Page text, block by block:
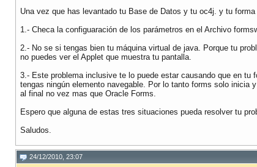
Una vez que has levantado tu Base de Datos y tu oc4j. y tu
1.- Checa la configuaración de los parámetros en el Archivo
2.- No se si tengas bien tu máquina virtual de java. Porque tu
no puedes ver el Applet que muestra tu pantalla.
3.- Este problema inclusive te lo puede estar causando que en tu
tengas ningún elemento navegable. Por lo tanto forms solo inicia
al final no vez mas que Oracle Forms.
Espero que alguna de estas tres situaciones pueda resolver tu
Saludos.
24/12/2010, 23:07